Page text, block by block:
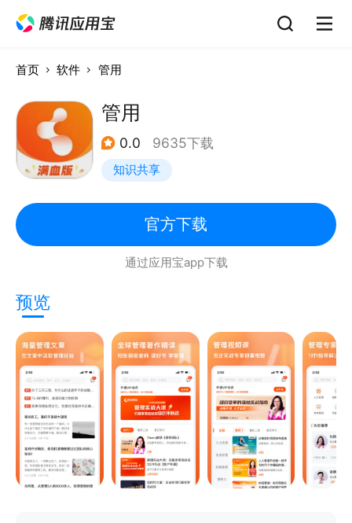
首页 软件 管用
管用
0.0 9635下载
知识共享
官方下载
通过应用宝app下载
预览